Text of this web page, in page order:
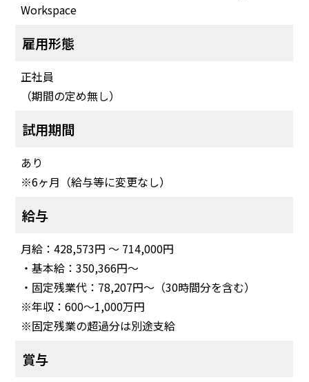
Workspace
雇用形態
正社員
（期間の定め無し）
試用期間
あり
※6ヶ月（給与等に変更なし）
給与
月給：428,573円 〜 714,000円
・基本給：350,366円～
・固定残業代：78,207円～（30時間分を含む）
※年収：600〜1,000万円
※固定残業の超過分は別途支給
賞与